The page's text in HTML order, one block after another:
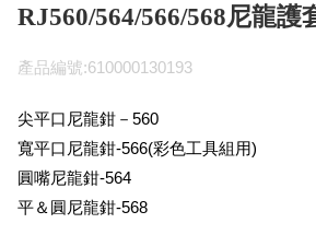
RJ560/564/566/568尼龍護
產品編號:610000130193
尖平口尼龍鉗－560
寬平口尼龍鉗-566(彩色工具組用)
圓嘴尼龍鉗-564
平＆圓尼龍鉗-568